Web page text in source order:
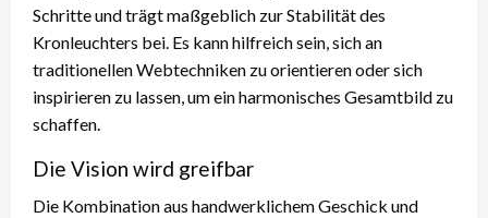
Schritte und trägt maßgeblich zur Stabilität des
Kronleuchters bei. Es kann hilfreich sein, sich an
traditionellen Webtechniken zu orientieren oder sich
inspirieren zu lassen, um ein harmonisches Gesamtbild zu
schaffen.
Die Vision wird greifbar
Die Kombination aus handwerklichem Geschick und